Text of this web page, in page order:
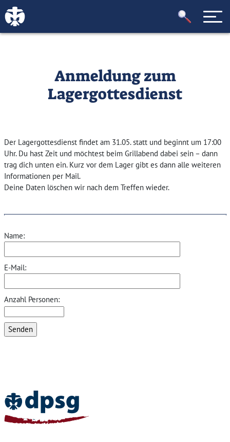
Anmeldung zum
Lagergottesdienst
Der Lagergottesdienst findet am 31.05. statt und beginnt um 17:00
Uhr. Du hast Zeit und möchtest beim Grillabend dabei sein – dann
trag dich unten ein. Kurz vor dem Lager gibt es dann alle weiteren
Informationen per Mail.
Deine Daten löschen wir nach dem Treffen wieder.
Name:
E-Mail:
Anzahl Personen: